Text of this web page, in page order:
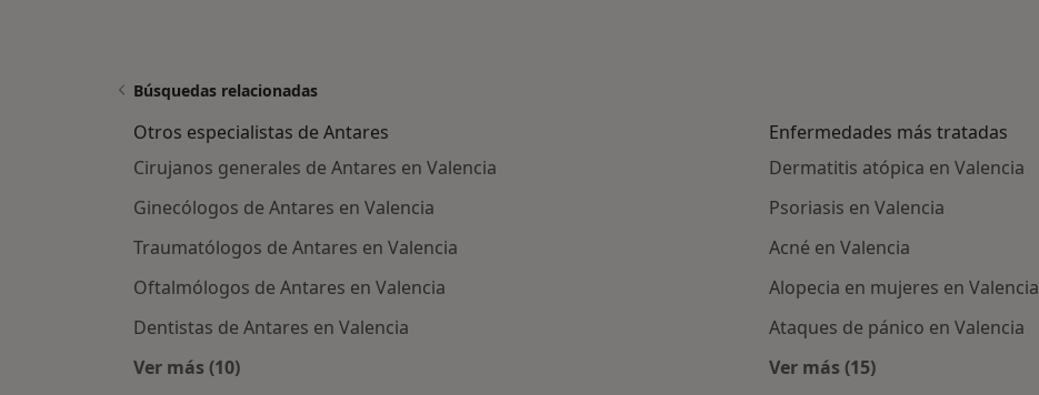
Búsquedas relacionadas
Otros especialistas de Antares
Cirujanos generales de Antares en Valencia
Ginecólogos de Antares en Valencia
Traumatólogos de Antares en Valencia
Oftalmólogos de Antares en Valencia
Dentistas de Antares en Valencia
Ver más (10)
Enfermedades más tratadas
Dermatitis atópica en Valencia
Psoriasis en Valencia
Acné en Valencia
Alopecia en mujeres en Valencia
Ataques de pánico en Valencia
Ver más (15)